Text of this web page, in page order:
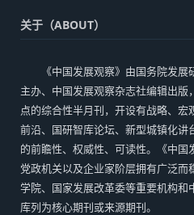
关于（ABOUT）
《中国发展观察》由国务院发
主办、中国发展观察杂志社编辑出
点的综合性半月刊，开设有战略、宏
前沿、国研智库论坛、新型城镇化讲
的前瞻性、权威性、可读性。《中国
党政机关以及企业家阶层拥有广泛
学院、国家发展改革委等重要机构和
库列为核心期刊或来源期刊。